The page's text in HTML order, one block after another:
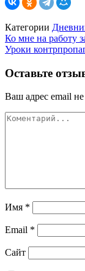
Категории
Навигация
по
записям
Ко мне на работу
Уроки
Оставьте
Ваш адрес email
Имя *
Email *
Сайт